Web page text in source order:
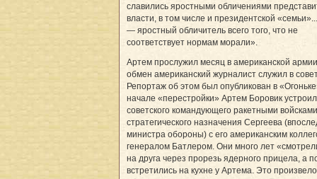
славились яростными обличениями
власти, в том числе и президентской
— яростный обличитель всего того, что не
соответствует нормам морали».
Артем прослужил месяц в американской
обмен американский журналист служил в
Репортаж об этом был опубликован в
начале «перестройки» Артем Боровик
советского командующего ракетными войсками
стратегического назначения Сергеева
министра обороны) с его американским
генералом Батлером. Они много лет
на друга через прорезь ядерного прицела, а
встретились на кухне у Артема. Это